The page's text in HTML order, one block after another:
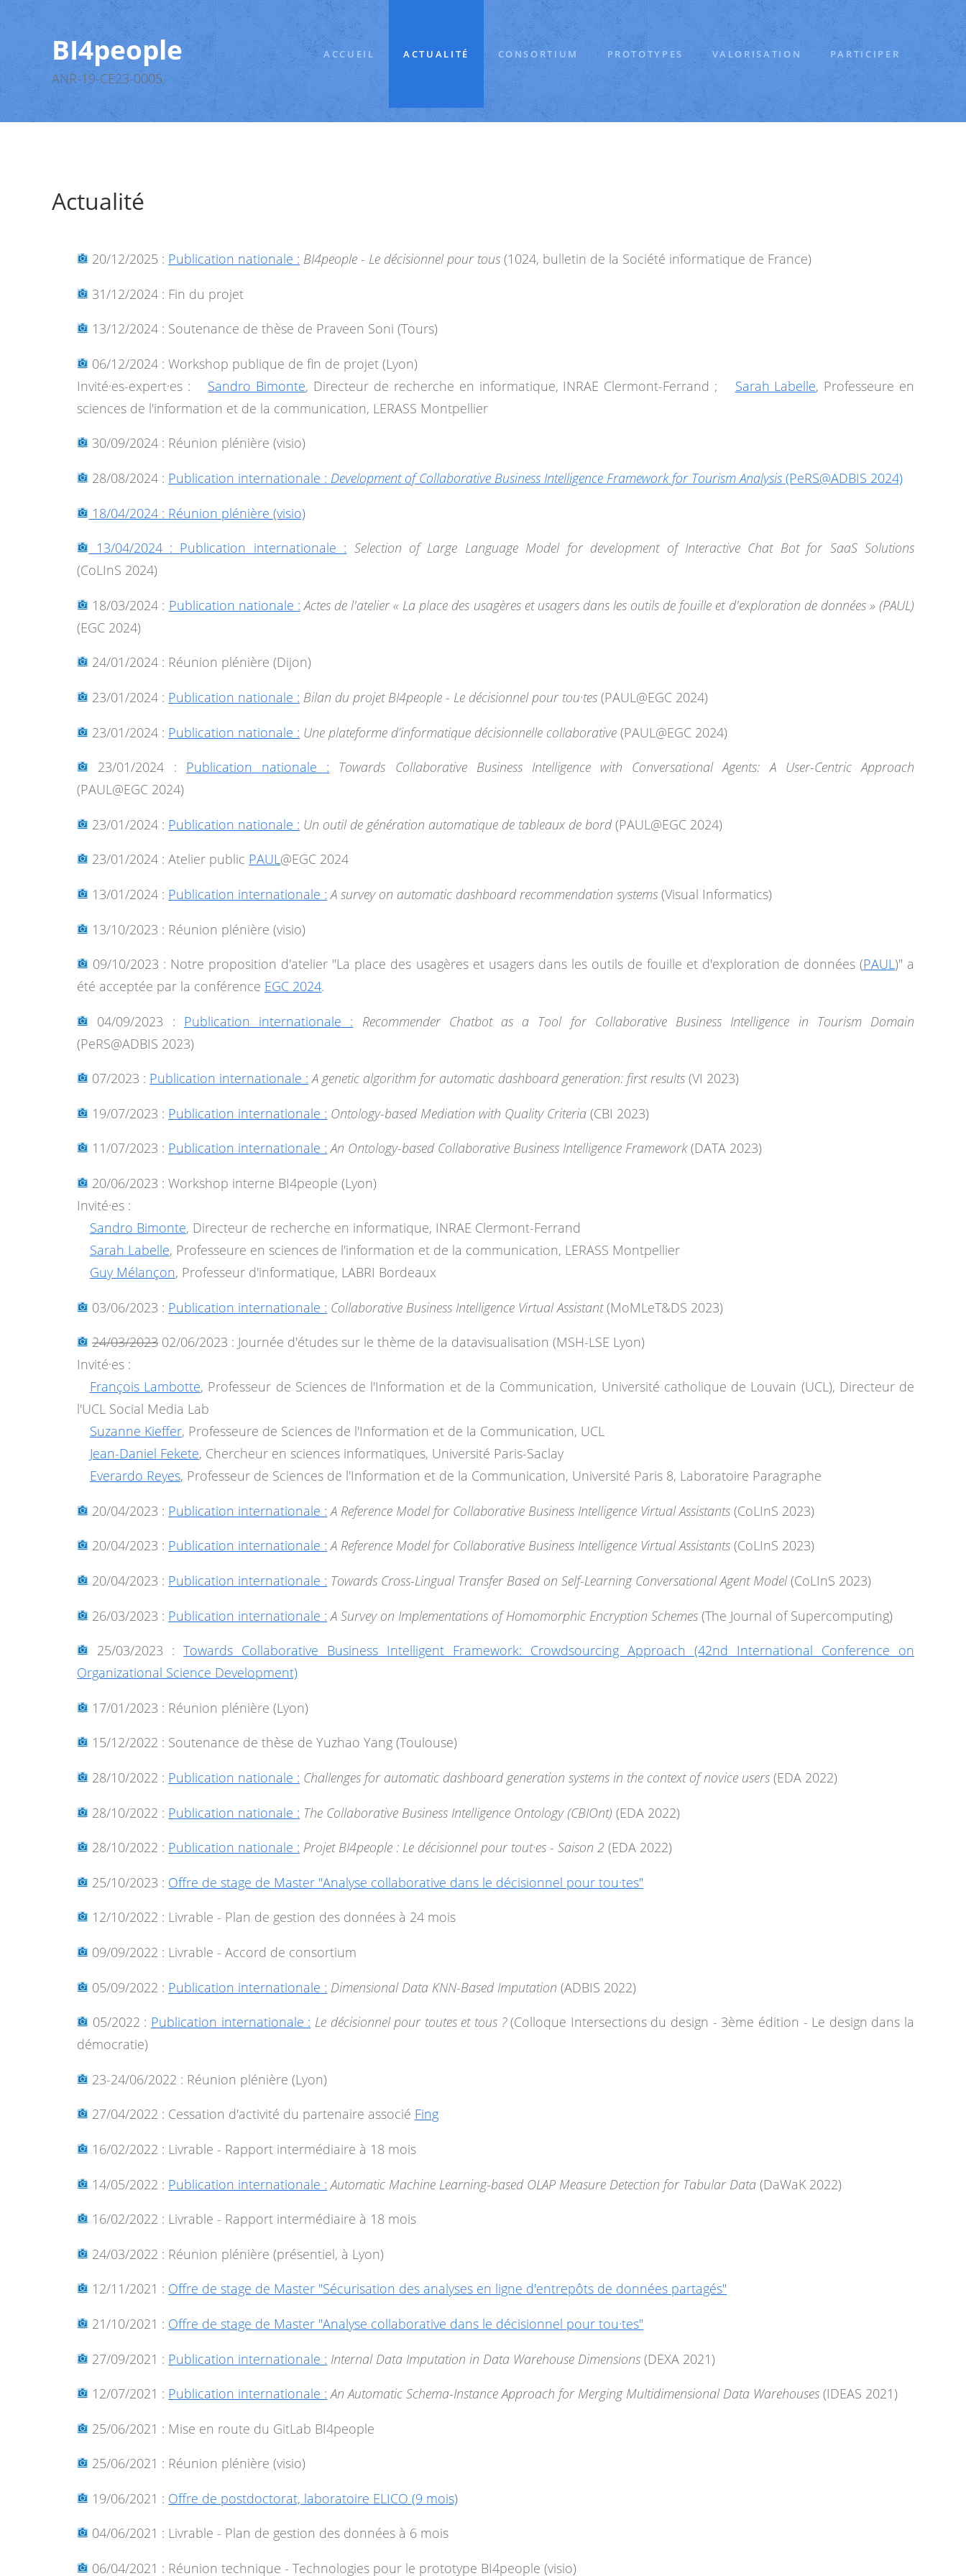
BI4people
ANR-19-CE23-0005
ACCUEIL ACTUALITÉ CONSORTIUM PROTOTYPES VALORISATION PARTICIPER
Actualité
20/12/2025 : Publication nationale : BI4people - Le décisionnel pour tous (1024, bulletin de la Société informatique de France)
31/12/2024 : Fin du projet
13/12/2024 : Soutenance de thèse de Praveen Soni (Tours)
06/12/2024 : Workshop publique de fin de projet (Lyon)
Invité·es-expert·es :
Sandro Bimonte, Directeur de recherche en informatique, INRAE Clermont-Ferrand ; Sarah Labelle, Professeure en
sciences de l'information et de la communication, LERASS Montpellier
30/09/2024 : Réunion plénière (visio)
28/08/2024 : Publication internationale : Development of Collaborative Business Intelligence Framework for Tourism Analysis (PeRS@ADBIS 2024)
18/04/2024 : Réunion plénière (visio)
13/04/2024 : Publication internationale : Selection of Large Language Model for development of Interactive Chat Bot for SaaS Solutions
(CoLInS 2024)
18/03/2024 : Publication nationale : Actes de l'atelier « La place des usagères et usagers dans les outils de fouille et d'exploration de données » (PAUL)
(EGC 2024)
24/01/2024 : Réunion plénière (Dijon)
23/01/2024 : Publication nationale : Bilan du projet BI4people - Le décisionnel pour tou·tes (PAUL@EGC 2024)
23/01/2024 : Publication nationale : Une plateforme d’informatique décisionnelle collaborative (PAUL@EGC 2024)
23/01/2024 : Publication nationale :
Towards Collaborative Business Intelligence with Conversational Agents: A User-Centric Approach
(PAUL@EGC 2024)
23/01/2024 : Publication nationale : Un outil de génération automatique de tableaux de bord(PAUL@EGC 2024)
23/01/2024 : Atelier public PAUL@EGC 2024
13/01/2024 : Publication internationale : A survey on automatic dashboard recommendation systems (Visual Informatics)
13/10/2023 : Réunion plénière (visio)
09/10/2023 : Notre proposition d'atelier "La place des usagères et usagers dans les outils de fouille et d'exploration de données (PAUL)" a
été acceptée par la conférence EGC 2024.
04/09/2023 : Publication internationale :
Recommender Chatbot as a Tool for Collaborative Business Intelligence in Tourism Domain
(PeRS@ADBIS 2023)
07/2023 : Publication internationale : A genetic algorithm for automatic dashboard generation: first results (VI 2023)
19/07/2023 : Publication internationale : Ontology-based Mediation with Quality Criteria (CBI 2023)
11/07/2023 : Publication internationale : An Ontology-based Collaborative Business Intelligence Framework(DATA 2023)
20/06/2023 : Workshop interne BI4people (Lyon)
Invité·es :
Sandro Bimonte, Directeur de recherche en informatique, INRAE Clermont-Ferrand
Sarah Labelle, Professeure en sciences de l'information et de la communication, LERASS Montpellier
Guy Mélançon, Professeur d'informatique, LABRI Bordeaux
03/06/2023 : Publication internationale : Collaborative Business Intelligence Virtual Assistant(MoMLeT&DS 2023)
24/03/202302/06/2023 : Journée d'études sur le thème de la datavisualisation (MSH-LSE Lyon)
Invité·es :
François Lambotte, Professeur de Sciences de l'Information et de la Communication, Université catholique de Louvain (UCL), Directeur de
l'UCL Social Media Lab
Suzanne Kieffer, Professeure de Sciences de l'Information et de la Communication, UCL
Jean-Daniel Fekete, Chercheur en sciences informatiques, Université Paris-Saclay
Everardo Reyes, Professeur de Sciences de l'Information et de la Communication, Université Paris 8, Laboratoire Paragraphe
20/04/2023 : Publication internationale : A Reference Model for Collaborative Business Intelligence Virtual Assistants (CoLInS 2023)
20/04/2023 : Publication internationale : A Reference Model for Collaborative Business Intelligence Virtual Assistants (CoLInS 2023)
20/04/2023 : Publication internationale : Towards Cross-Lingual Transfer Based on Self-Learning Conversational Agent Model(CoLInS 2023)
26/03/2023 : Publication internationale : A Survey on Implementations of Homomorphic Encryption Schemes (The Journal of Supercomputing)
25/03/2023 :Towards Collaborative Business Intelligent Framework: Crowdsourcing Approach (42nd International Conference on
Organizational Science Development)
17/01/2023 : Réunion plénière (Lyon)
15/12/2022 : Soutenance de thèse de Yuzhao Yang (Toulouse)
28/10/2022 : Publication nationale : Challenges for automatic dashboard generation systems in the context of novice users (EDA 2022)
28/10/2022 : Publication nationale : The Collaborative Business Intelligence Ontology (CBIOnt) (EDA 2022)
28/10/2022 : Publication nationale : Projet BI4people : Le décisionnel pour tout·es - Saison 2 (EDA 2022)
25/10/2023 : Offre de stage de Master "Analyse collaborative dans le décisionnel pour tou·tes"
12/10/2022 : Livrable - Plan de gestion des données à 24 mois
09/09/2022 : Livrable - Accord de consortium
05/09/2022 : Publication internationale : Dimensional Data KNN-Based Imputation (ADBIS 2022)
05/2022 : Publication internationale : Le décisionnel pour toutes et tous ?(Colloque Intersections du design - 3ème édition - Le design dans la
démocratie)
23-24/06/2022 : Réunion plénière (Lyon)
27/04/2022 : Cessation d'activité du partenaire associé Fing
16/02/2022 : Livrable - Rapport intermédiaire à 18 mois
14/05/2022 : Publication internationale : Automatic Machine Learning-based OLAP Measure Detection for Tabular Data (DaWaK 2022)
16/02/2022 : Livrable - Rapport intermédiaire à 18 mois
24/03/2022 : Réunion plénière (présentiel, à Lyon)
12/11/2021 : Offre de stage de Master "Sécurisation des analyses en ligne d'entrepôts de données partagés"
21/10/2021 : Offre de stage de Master "Analyse collaborative dans le décisionnel pour tou·tes"
27/09/2021 : Publication internationale : Internal Data Imputation in Data Warehouse Dimensions (DEXA 2021)
12/07/2021 : Publication internationale : An Automatic Schema-Instance Approach for Merging Multidimensional Data Warehouses (IDEAS 2021)
25/06/2021 : Mise en route du GitLab BI4people
25/06/2021 : Réunion plénière (visio)
19/06/2021 : Offre de postdoctorat, laboratoire ELICO (9 mois)
04/06/2021 : Livrable - Plan de gestion des données à 6 mois
06/04/2021 : Réunion technique - Technologies pour le prototype BI4people (visio)